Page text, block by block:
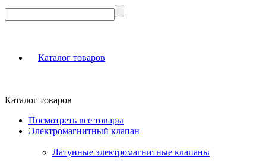
Каталог товаров
Каталог товаров
Посмотреть все товары
Электромагнитный клапан
Латунные электромагнитные клапаны